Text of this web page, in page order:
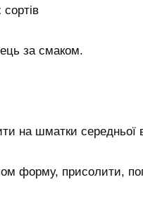
за смаком.
на шматки
форму, присолити,